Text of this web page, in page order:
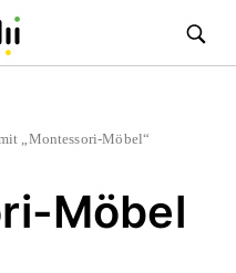
„Montessori-Möbel“
Möbel